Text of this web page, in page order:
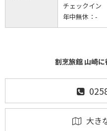
チェックイ
年中無休： -
割烹旅館 山崎に
大き